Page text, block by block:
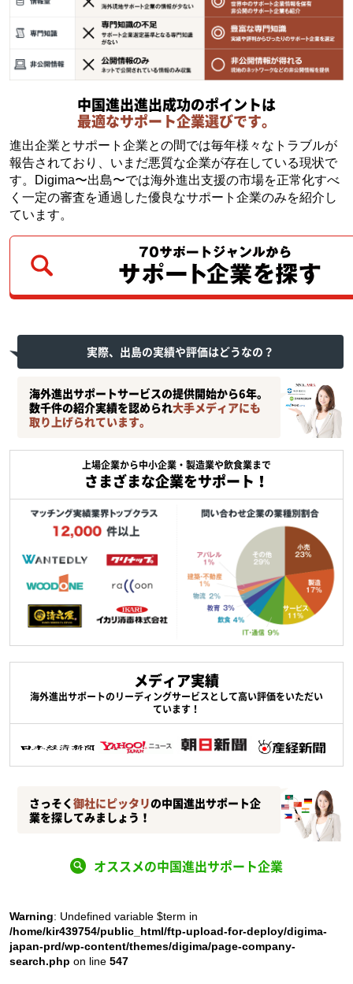
中国進出進出成功のポイントは
最適なサポート企業選びです。
進出企業とサポート企業との間では毎年様々なトラブルが
報告されており、いまだ悪質な企業が存在している現状で
す。Digima〜出島〜では海外進出支援の市場を正常化すべ
く一定の審査を通過した優良なサポート企業のみを紹介し
ています。
実際、出島の実績や評価はどうなの？
海外進出サポートサービスの提供開始から6年。
数千件の紹介実績を認められ大手メディアにも
取り上げられています。
上場企業から中小企業・製造業や飲食業まで
さまざまな企業をサポート！
メディア実績
海外進出サポートのリーディングサービスとして高い評価をいただい
ています！
さっそく御社にピッタリの中国進出サポート企
業を探してみましょう！
オススメの中国進出サポート企業
Warning: Undefined variable $term in
/home/kir439754/public_html/ftp-upload-for-deploy/digima-
japan-prd/wp-content/themes/digima/page-company-
search.php on line 547